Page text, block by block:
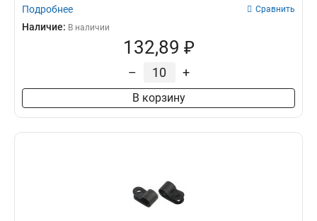
Подробнее Сравнить
Наличие: В наличии
132,89 ₽
– +
В корзину